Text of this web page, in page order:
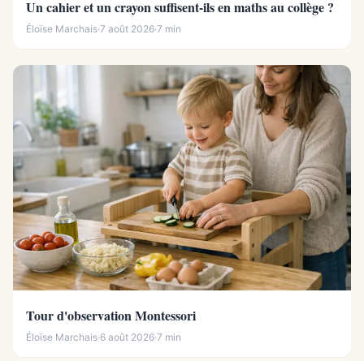
Un cahier et un crayon suffisent-ils en maths au collège ?
Éloïse Marchais·7 août 2026·7 min
Tour d'observation Montessori
Éloïse Marchais·6 août 2026·7 min